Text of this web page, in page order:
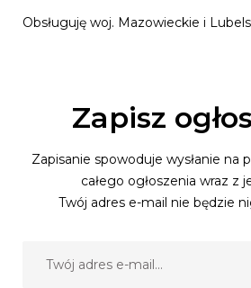
Obsługuję woj. Mazowieckie i
Zapisz
Zapisanie spowoduje wysłanie na
całego ogłoszenia wraz z
Twój adres e-mail nie będzie